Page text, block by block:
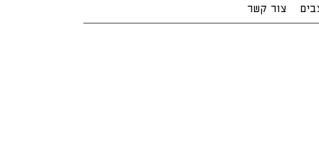
צור קשר